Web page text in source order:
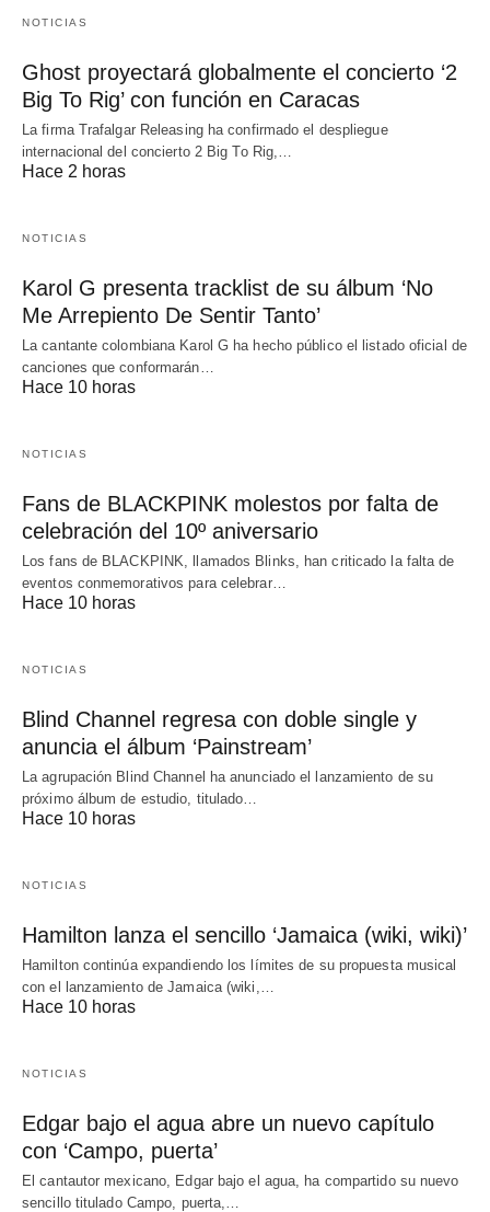
NOTICIAS
Ghost proyectará globalmente el concierto ‘2
Big To Rig’ con función en Caracas
La firma Trafalgar Releasing ha confirmado el despliegue
internacional del concierto 2 Big To Rig,…
Hace 2 horas
NOTICIAS
Karol G presenta tracklist de su álbum ‘No
Me Arrepiento De Sentir Tanto’
La cantante colombiana Karol G ha hecho público el listado oficial de
canciones que conformarán…
Hace 10 horas
NOTICIAS
Fans de BLACKPINK molestos por falta de
celebración del 10º aniversario
Los fans de BLACKPINK, llamados Blinks, han criticado la falta de
eventos conmemorativos para celebrar…
Hace 10 horas
NOTICIAS
Blind Channel regresa con doble single y
anuncia el álbum ‘Painstream’
La agrupación Blind Channel ha anunciado el lanzamiento de su
próximo álbum de estudio, titulado…
Hace 10 horas
NOTICIAS
Hamilton lanza el sencillo ‘Jamaica (wiki, wiki)’
Hamilton continúa expandiendo los límites de su propuesta musical
con el lanzamiento de Jamaica (wiki,…
Hace 10 horas
NOTICIAS
Edgar bajo el agua abre un nuevo capítulo
con ‘Campo, puerta’
El cantautor mexicano, Edgar bajo el agua, ha compartido su nuevo
sencillo titulado Campo, puerta,…